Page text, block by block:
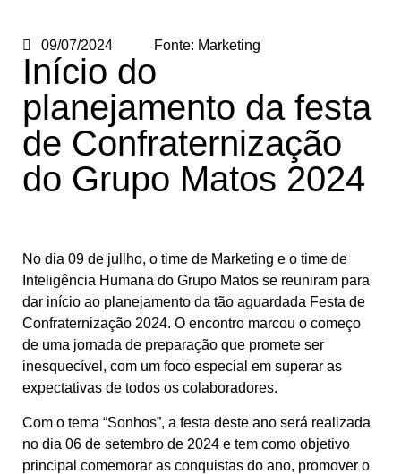
09/07/2024 Fonte: Marketing
Início do
planejamento da festa
de Confraternização
do Grupo Matos 2024
No dia 09 de jullho, o time de Marketing e o time de
Inteligência Humana do Grupo Matos se reuniram para
dar início ao planejamento da tão aguardada Festa de
Confraternização 2024. O encontro marcou o começo
de uma jornada de preparação que promete ser
inesquecível, com um foco especial em superar as
expectativas de todos os colaboradores.
Com o tema “Sonhos”, a festa deste ano será realizada
no dia 06 de setembro de 2024 e tem como objetivo
principal comemorar as conquistas do ano, promover o